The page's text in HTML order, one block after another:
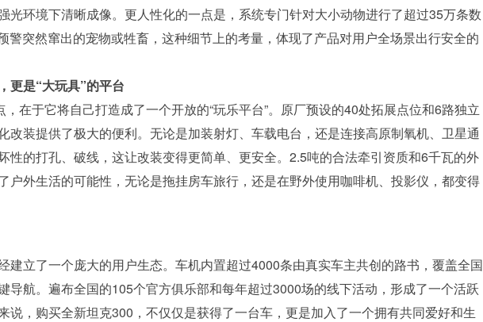
光环境下清晰成像。更人性化的一点是，系统专门针对大小动物进行了超过35万条数
警突然窜出的宠物或牲畜，这种细节上的考量，体现了产品对用户全场景出行安全的
更是“大玩具”的平台
在于它将自己打造成了一个开放的“玩乐平台”。原厂预设的40处拓展点位和6路独立
改装提供了极大的便利。无论是加装射灯、车载电台，还是连接高原制氧机、卫星通
性的打孔、破线，这让改装变得更简单、更安全。2.5吨的合法牵引资质和6千瓦的外
户外生活的可能性，无论是拖挂房车旅行，还是在野外使用咖啡机、投影仪，都变得
建立了一个庞大的用户生态。车机内置超过4000条由真实车主共创的路书，覆盖全国
导航。遍布全国的105个官方俱乐部和每年超过3000场的线下活动，形成了一个活跃
说，购买全新坦克300，不仅仅是获得了一台车，更是加入了一个拥有共同爱好和生